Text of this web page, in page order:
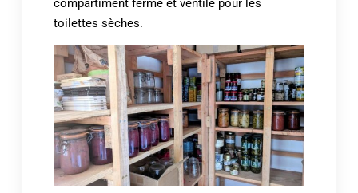
toilettes sèches.